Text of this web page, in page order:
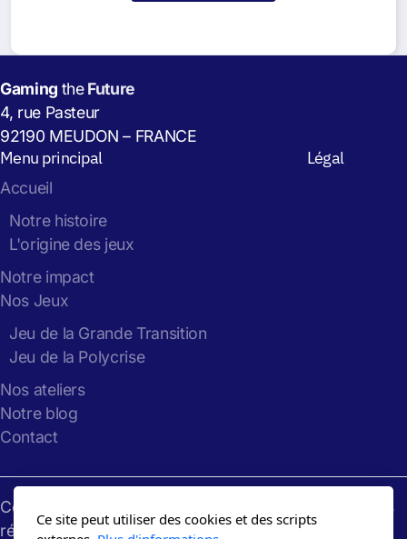
Gaming theFuture
4, rue Pasteur
92190 MEUDON – FRANCE
Menu principal
Accueil
Notre histoire
L'origine des jeux
Notre impact
Nos Jeux
Jeu de la Grande Transition
Jeu de la Polycrise
Nos ateliers
Notre blog
Contact
Légal
Copyright
: 2024-2026, tous droits
réservés
Ce site peut utiliser des cookies et des scripts